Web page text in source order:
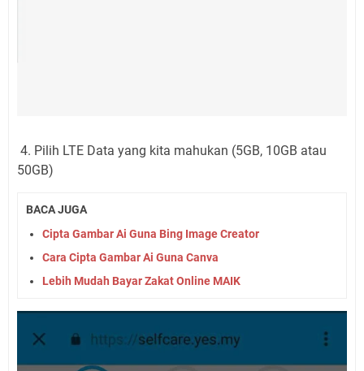
4. Pilih LTE Data yang kita mahukan (5GB, 10GB atau
50GB)
BACA JUGA
Cipta Gambar Ai Guna Bing Image Creator
Cara Cipta Gambar Ai Guna Canva
Lebih Mudah Bayar Zakat Online MAIK